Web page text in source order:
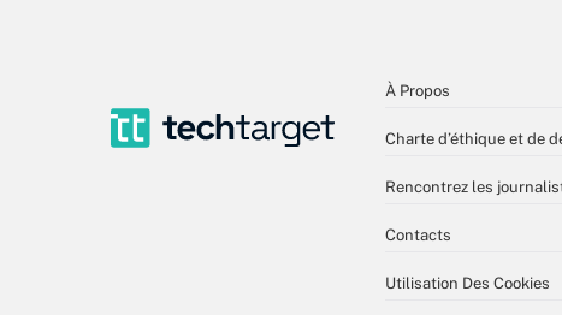
À Propos
Charte d’éthique et de
Rencontrez les
Contacts
Utilisation Des Cookies